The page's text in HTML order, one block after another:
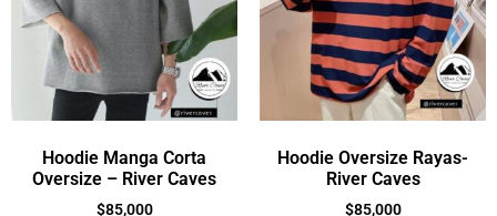
Hoodie Manga Corta
Oversize – River Caves
$85,000
Hoodie Oversize Rayas-
River Caves
$85,000